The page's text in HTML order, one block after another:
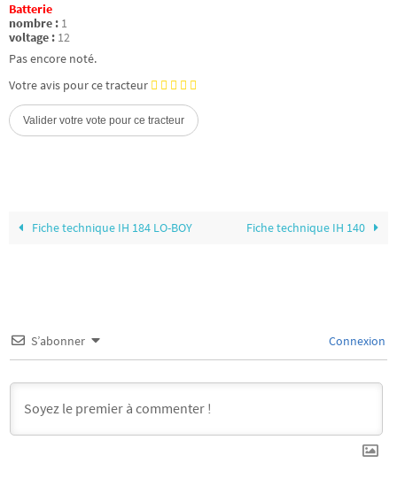
Batterie
nombre : 1
voltage : 12
Pas encore noté.
Votre avis pour ce tracteur
Fiche technique IH 184 LO-BOY Fiche technique IH 140
S’abonner Connexion